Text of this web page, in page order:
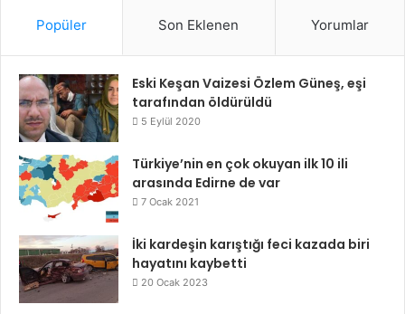
Popüler Son Eklenen Yorumlar
Eski Keşan Vaizesi Özlem Güneş, eşi
tarafından öldürüldü
5 Eylül 2020
Türkiye’nin en çok okuyan ilk 10 ili
arasında Edirne de var
7 Ocak 2021
İki kardeşin karıştığı feci kazada biri
hayatını kaybetti
20 Ocak 2023